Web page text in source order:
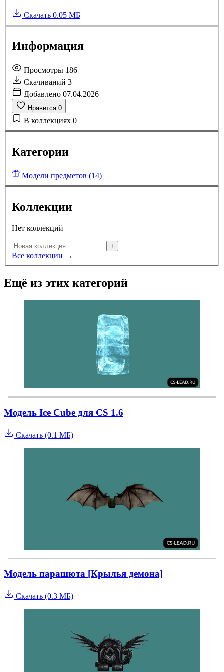
Скачать 0.05 МБ
Информация
Просмотры 186
Скачиваний 3
Добавлено 07.04.2026
Нравится 0
В коллекциях 0
Категории
Модели предметов (14)
Коллекции
Нет коллекций
+
Все коллекции →
Ещё из этих категорий
Модель Ice Cube для CS 1.6
Скачать (0.1 МБ)
Модель парашюта [Крылья демона]
Скачать (0.3 МБ)